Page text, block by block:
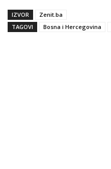
IZVOR
Zenit.ba
TAGOVI
Bosna i Hercegovina